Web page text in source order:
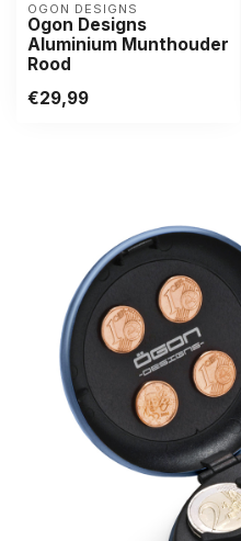
OGON DESIGNS
Ogon Designs
Aluminium Munthouder
Rood
€29,99